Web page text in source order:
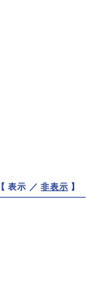
【 表示 ／非表示 】